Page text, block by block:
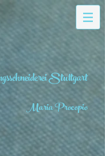
Stuttgart
Maria Procopio